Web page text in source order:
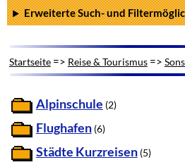
Erweiterte Such- und
Startseite=> Reise & Tourismus=>
Alpinschule (2)
Flughafen (6)
Städte Kurzreisen (5)